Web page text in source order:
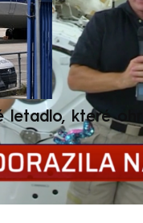
letadlo, které